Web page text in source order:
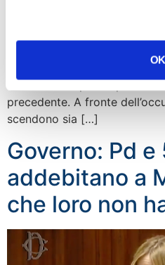
OK
anche oggi arrivano dei
dicembre 2023 l’Istat ha
precedente. A fronte
scendono sia […]
Governo: Pd
addebitano a
che loro non